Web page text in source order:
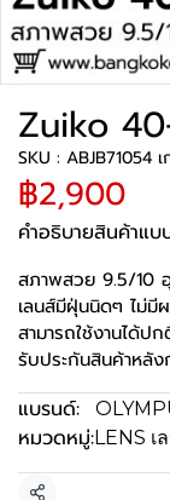
Zuiko
SKU : ABJB71054
฿2,900
คำอธิบายสินค้าแบ
สภาพสวย 9.5/10
เลนส์มีฝุ่นนิดๆ ไม่มี
สามารถใช้งานได้ป
รับประกันสินค้าหลัง
แบรนด์:
หมวดหมู่:LENS